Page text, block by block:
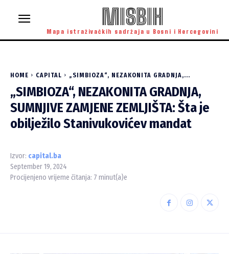
MISBIH
Mapa istraživačkih sadržaja u Bosni i Hercegovini
HOME CAPITAL „SIMBIOZA“, NEZAKONITA GRADNJA,...
„SIMBIOZA“, NEZAKONITA GRADNJA,
SUMNJIVE ZAMJENE ZEMLJIŠTA: Šta je
obilježilo Stanivukovićev mandat
Izvor: capital.ba
September 19, 2024
Procijenjeno vrijeme čitanja: 7 minut(a)e